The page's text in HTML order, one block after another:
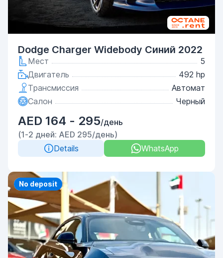
Dodge Charger Widebody Синий 2022
Мест
5
Двигатель
492 hp
Трансмиссия
Автомат
Салон
Черный
AED 164 - 295/день
(1-2 дней: AED 295/день)
Details
WhatsApp
Priority
No deposit